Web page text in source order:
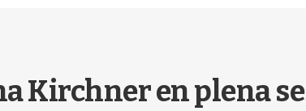
Kirchner en plena